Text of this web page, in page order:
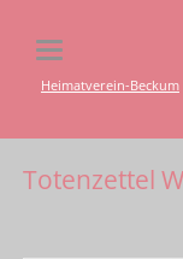
Heimatverein-Beckum
Totenzettel W